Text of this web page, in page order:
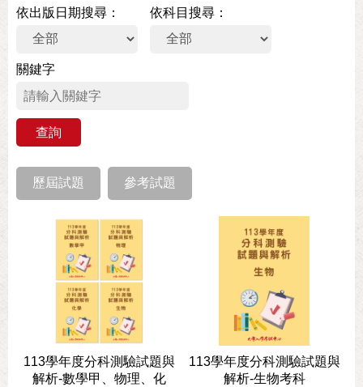
依出版日期搜尋 依科目搜尋
關鍵字
歷屆試題 參考試題
113學年度分科測驗試題與
解析-數學甲、物理、化
113學年度分科測驗試題與
解析-生物考科